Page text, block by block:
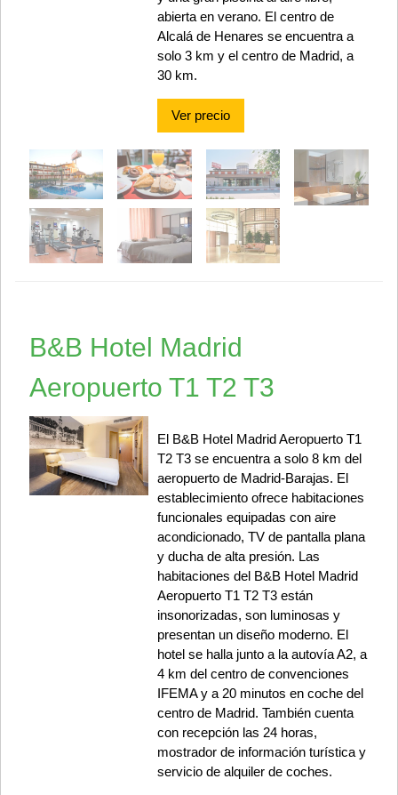
abierta en verano. El centro de
Alcalá de Henares se encuentra a
solo 3 km y el centro de Madrid, a
30 km.
Ver precio
B&B Hotel Madrid
Aeropuerto T1 T2 T3
El B&B Hotel Madrid Aeropuerto T1
T2 T3 se encuentra a solo 8 km del
aeropuerto de Madrid-Barajas. El
establecimiento ofrece habitaciones
funcionales equipadas con aire
acondicionado, TV de pantalla plana
y ducha de alta presión. Las
habitaciones del B&B Hotel Madrid
Aeropuerto T1 T2 T3 están
insonorizadas, son luminosas y
presentan un diseño moderno. El
hotel se halla junto a la autovía A2, a
4 km del centro de convenciones
IFEMA y a 20 minutos en coche del
centro de Madrid. También cuenta
con recepción las 24 horas,
mostrador de información turística y
servicio de alquiler de coches.